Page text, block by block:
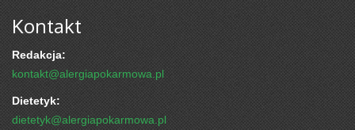
Kontakt
Redakcja:
kontakt@alergiapokarmowa.pl
Dietetyk:
dietetyk@alergiapokarmowa.pl